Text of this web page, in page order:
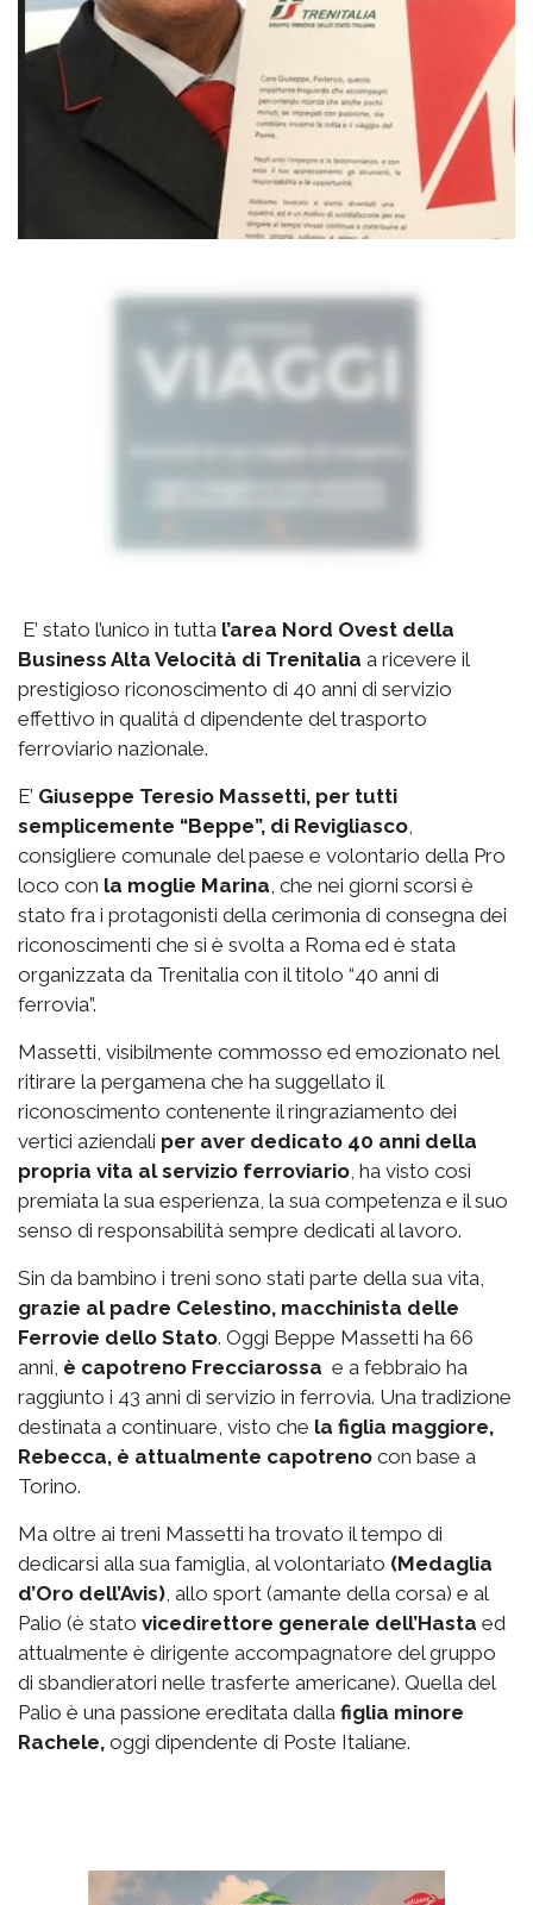
E’ stato l’unico in tutta l’area Nord Ovest della
Business Alta Velocità di Trenitalia a ricevere il
prestigioso riconoscimento di 40 anni di servizio
effettivo in qualità d dipendente del trasporto
ferroviario nazionale.
E’ Giuseppe Teresio Massetti, per tutti
semplicemente “Beppe”, di Revigliasco
consigliere comunale del paese e volontario della Pro
loco con la moglie Marina , che nei giorni scorsi è
stato fra i protagonisti della cerimonia di consegna dei
riconoscimenti che si è svolta a Roma ed è stata
organizzata da Trenitalia con il titolo “40 anni di
ferrovia”.
Massetti, visibilmente commosso ed emozionato nel
ritirare la pergamena che ha suggellato il
riconoscimento contenente il ringraziamento dei
vertici aziendali per aver dedicato 40 anni della
propria vita al servizio ferroviario , ha visto così
premiata la sua esperienza, la sua competenza e il suo
senso di responsabilità sempre dedicati al lavoro.
Sin da bambino i treni sono stati parte della sua vita,
grazie al padre Celestino, macchinista delle
Ferrovie dello Stato. Oggi Beppe Massetti ha 66
anni, è capotreno Frecciarossa e a febbraio ha
raggiunto i 43 anni di servizio in ferrovia. Una tradizione
destinata a continuare, visto che la figlia maggiore,
Rebecca, è attualmente capotreno con base a
Torino.
Ma oltre ai treni Massetti ha trovato il tempo di
dedicarsi alla sua famiglia, al volontariato (Medaglia
d’Oro dell’Avis) , allo sport (amante della corsa) e al
Palio (è stato vicedirettore generale dell’Hasta ed
attualmente è dirigente accompagnatore del gruppo
di sbandieratori nelle trasferte americane). Quella del
Palio è una passione ereditata dalla figlia minore
Rachele, oggi dipendente di Poste Italiane.